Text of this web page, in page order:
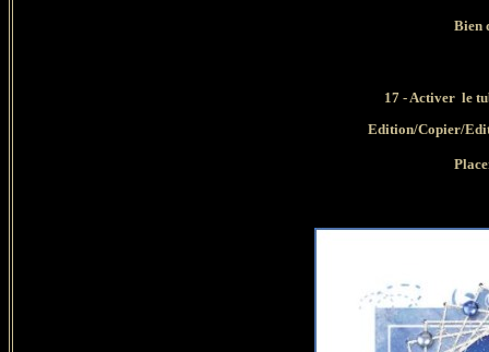
Bien
17- Activer le
Edition/Copier/